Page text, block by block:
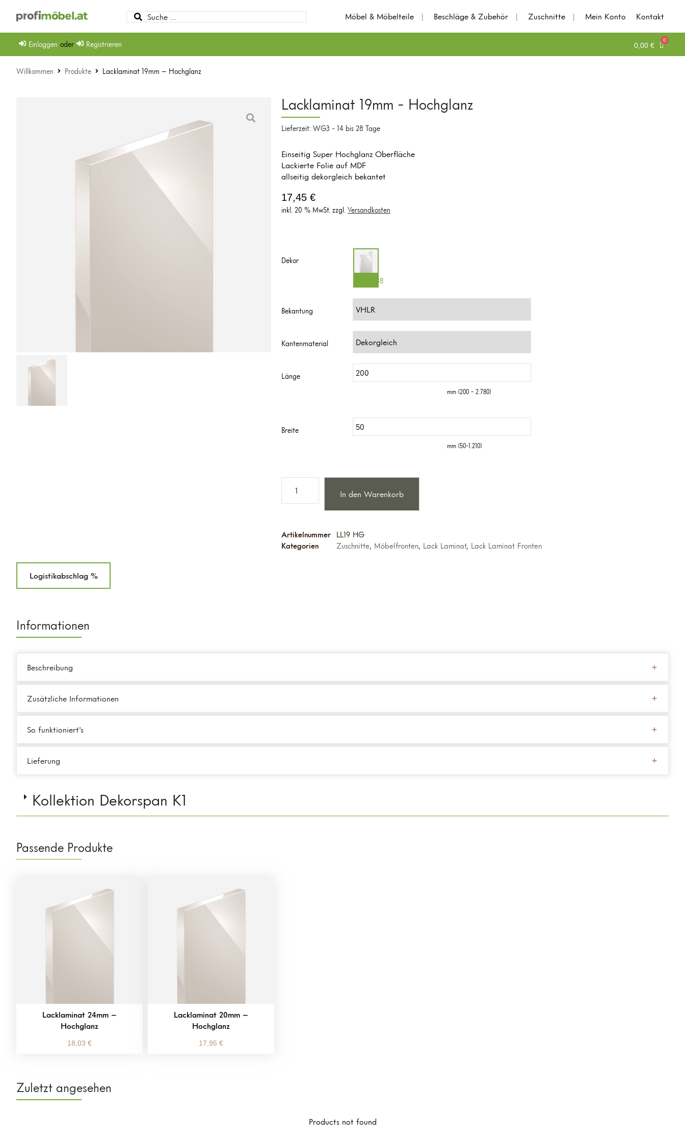
Möbel & Möbelteile Beschläge & Zubehör Zuschnitte Mein Konto Kontakt
Einloggen oder Registrieren 0,00 €
Willkommen Produkte Lacklaminat 19mm – Hochglanz
Lacklaminat 19mm - Hochglanz
Lieferzeit: WG3 - 14 bis 28 Tage
Einseitig Super Hochglanz Oberfläche
Lackierte Folie auf MDF
allseitig dekorgleich bekantet
17,45 €
inkl. 20 % MwSt. zzgl. Versandkosten
Dekor
Weiß 238
Bekantung
Kantenmaterial
Länge
mm (200 - 2.780)
Breite
mm (50-1.210)
In den Warenkorb
Artikelnummer
LL19 HG
Kategorien
Zuschnitte, Möbelfronten, Lack Laminat, Lack Laminat Fronten
Logistikabschlag %
Informationen
Beschreibung
Zusätzliche Informationen
So funktioniert's
Lieferung
Kollektion Dekorspan K1
Passende Produkte
Lacklaminat 24mm –
Hochglanz
18,03 €
Lacklaminat 20mm –
Hochglanz
17,95 €
Zuletzt angesehen
Products not found